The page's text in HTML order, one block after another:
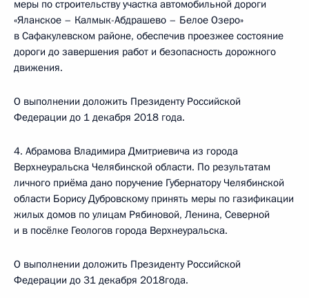
меры по строительству участка автомобильной дороги
«Яланское – Калмык-Абдрашево – Белое Озеро»
в Сафакулевском районе, обеспечив проезжее состояние
дороги до завершения работ и безопасность дорожного
движения.
О выполнении доложить Президенту Российской
Федерации до 1 декабря 2018 года.
4. Абрамова Владимира Дмитриевича из города
Верхнеуральска Челябинской области. По результатам
личного приёма дано поручение Губернатору Челябинской
области Борису Дубровскому принять меры по газификации
жилых домов по улицам Рябиновой, Ленина, Северной
и в посёлке Геологов города Верхнеуральска.
О выполнении доложить Президенту Российской
Федерации до 31 декабря 2018года.